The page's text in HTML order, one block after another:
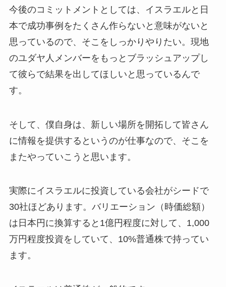
今後のコミットメントとしては、イスラエルと日
本で成功事例をたくさん作らないと意味がないと
思っているので、そこをしっかりやりたい。現地
のユダヤ人メンバーをもっとブラッシュアップし
て彼らで結果を出してほしいと思っているんで
す。
そして、僕自身は、新しい場所を開拓して皆さん
に情報を提供するというのが仕事なので、そこを
またやっていこうと思います。
実際にイスラエルに投資している会社がシードで
30社ほどあります。バリエーション（時価総額）
は日本円に換算すると1億円程度に対して、1,000
万円程度投資をしていて、10%普通株で持ってい
ます。